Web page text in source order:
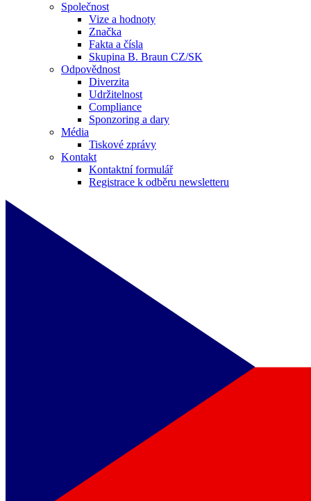
Společnost
Vize a hodnoty
Značka
Fakta a čísla
Skupina B. Braun CZ/SK
Odpovědnost
Diverzita
Udržitelnost
Compliance
Sponzoring a dary
Média
Tiskové zprávy
Kontakt
Kontaktní formulář
Registrace k odběru newsletteru